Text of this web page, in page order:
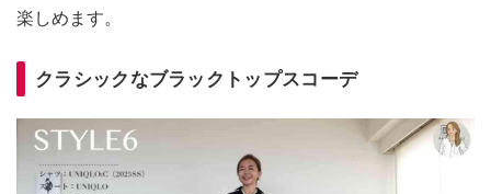
楽しめます。
クラシックなブラックトップスコーデ